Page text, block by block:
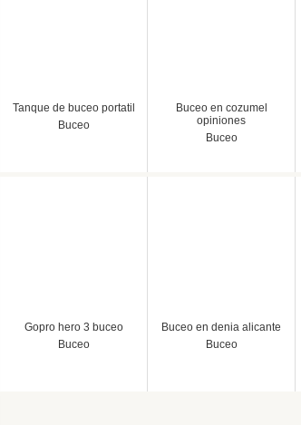
Tanque de buceo portatil
Buceo
Buceo en cozumel
opiniones
Buceo
Gopro hero 3 buceo
Buceo
Buceo en denia alicante
Buceo